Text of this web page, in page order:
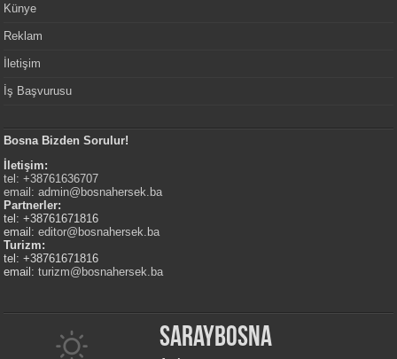
Künye
Reklam
İletişim
İş Başvurusu
Bosna Bizden Sorulur!
İletişim:
tel: +38761636707
email:admin@bosnahersek.ba
Partnerler:
tel: +38761671816
email:editor@bosnahersek.ba
Turizm:
tel: +38761671816
email:turizm@bosnahersek.ba
Saraybosna